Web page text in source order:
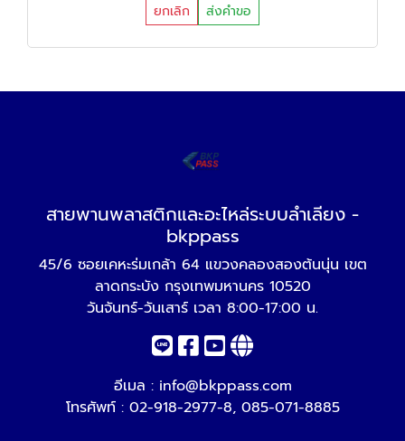
ยกเลิก ส่งคำขอ
สายพานพลาสติกและอะไหล่ระบบลำเลียง -
bkppass
45/6 ซอยเคหะร่มเกล้า 64 แขวงคลองสองต้นนุ่น เขต
ลาดกระบัง กรุงเทพมหานคร 10520
วันจันทร์-วันเสาร์ เวลา 8:00-17:00 น.
อีเมล : info@bkppass.com
โทรศัพท์ : 02-918-2977-8, 085-071-8885